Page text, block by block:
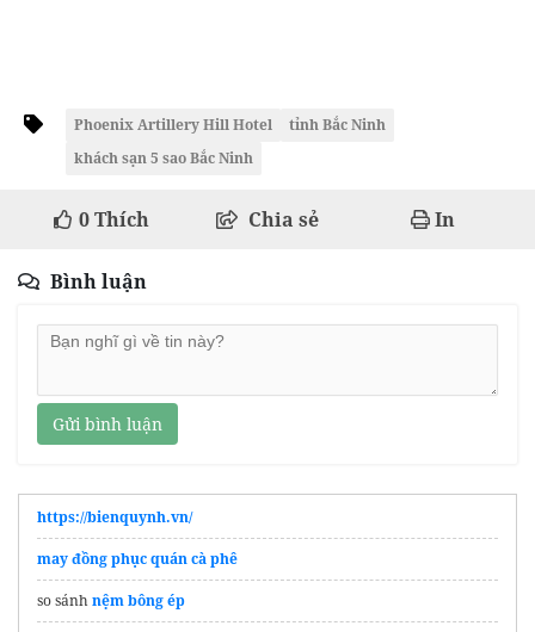
Phoenix Artillery Hill Hotel
tỉnh Bắc Ninh
khách sạn 5 sao Bắc Ninh
0Thích Chia sẻ In
Bình luận
Gửi bình luận
https://bienquynh.vn/
may đồng phục quán cà phê
so sánhnệm bông ép